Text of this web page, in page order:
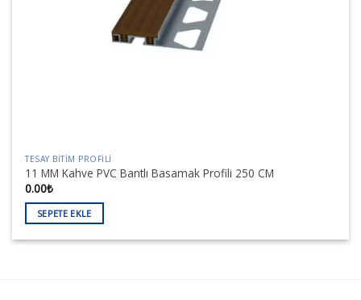
TESAY BITIM PROFILI
11 MM Kahve PVC Bantlı Basamak Profili 250 CM
0.00₺
SEPETE EKLE